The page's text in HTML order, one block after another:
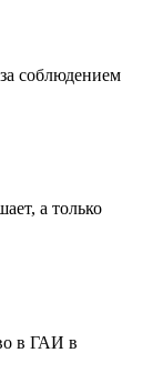
соблюдением
а только
в ГАИ в